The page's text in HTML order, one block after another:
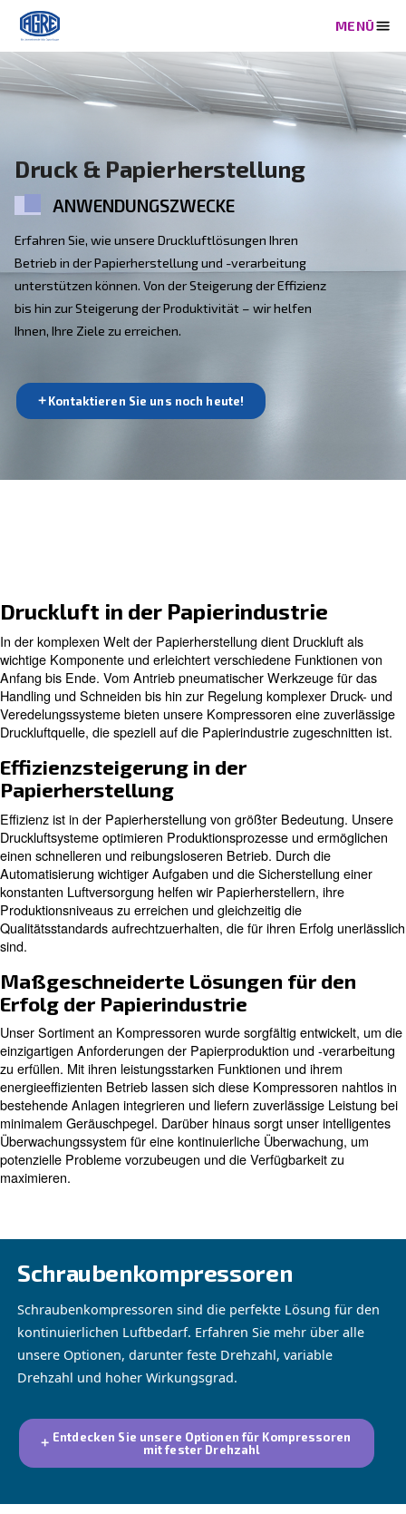
ANWENDUNGSZWECKE
Druck & Papierherstellung
Erfahren Sie, wie unsere Druckluftlösungen Ihren
Betrieb in der Papierherstellung und -verarbeitung
bis hin zur Steigerung der Produktivität – wir helfen
Ihnen, Ihre Ziele zu erreichen.
Druckluft in der
In der komplexen Welt der Papierherstellung dient
wichtige Komponente und erleichtert verschiedene
Anfang bis Ende. Vom Antrieb pneumatischer
Handling und Schneiden bis hin zur Regelung
Veredelungssysteme bieten unsere Kompressoren eine
Druckluftquelle, die speziell auf die Papierindustrie
Effizienzsteigerung in der
Papierherstellung
Effizienz ist in der Papierherstellung von größter
Druckluftsysteme optimieren Produktionsprozesse und
einen schnelleren und reibungsloseren Betrieb. Durch
Automatisierung wichtiger Aufgaben und die
konstanten Luftversorgung helfen wir Papierherstellern,
Produktionsniveaus zu erreichen und gleichzeitig die
Qualitätsstandards aufrechtzuerhalten, die für ihren
sind.
Unser Sortiment an Kompressoren wurde sorgfältig
einzigartigen Anforderungen der Papierproduktion und
zu erfüllen. Mit ihren leistungsstarken Funktionen und
energieeffizienten Betrieb lassen sich diese
bestehende Anlagen integrieren und liefern
Überwachungssystem für eine kontinuierliche
potenzielle Probleme vorzubeugen und die
maximieren.